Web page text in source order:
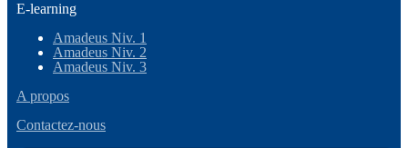
E-learning
Amadeus Niv. 1
Amadeus Niv. 2
Amadeus Niv. 3
A propos
Contactez-nous